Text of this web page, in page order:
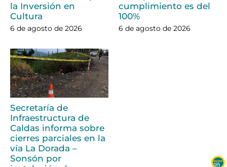
la Inversión en
Cultura
6 de agosto de 2026
cumplimiento es del
100%
6 de agosto de 2026
Secretaría de
Infraestructura de
Caldas informa sobre
cierres parciales en la
vía La Dorada –
Sonsón por